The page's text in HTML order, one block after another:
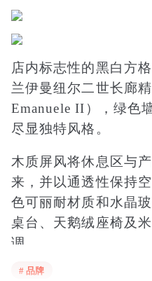
店内标志性的黑白方
兰伊曼纽尔二世长廊
Emanuele II），绿色
尽显独特风格。
木质屏风将休息区与
来，并以通透性保持
色可丽耐材质和水晶
桌台、天鹅绒座椅及
调。
# 品牌